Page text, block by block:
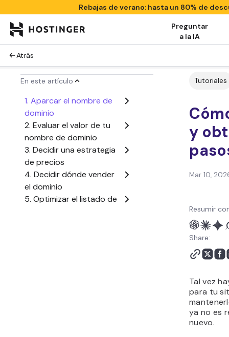
Rebajas de verano: hasta un 80% de
Preguntar
a la IA
Atrás
En este artículo
1. Aparcar el nombre de
dominio
2. Evaluar el valor de tu
nombre de dominio
3. Decidir una estrategia
de precios
4. Decidir dónde vender
el dominio
5. Optimizar el listado de
Tutoriales
y
Mar 10,
Resumir
Share:
Tal vez
para tu
ya no es
nuevo.